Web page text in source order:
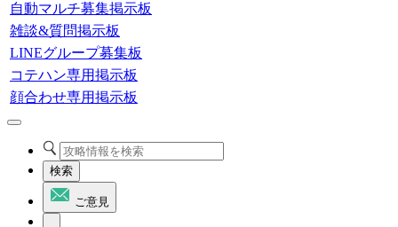
自動マルチ募集掲示板
雑談&質問掲示板
LINEグループ募集板
コテハン専用掲示板
顔合わせ専用掲示板
検索
ご意見